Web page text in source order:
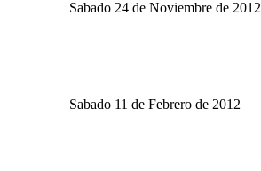
Sabado 24 de Noviembre de 2012
Sabado 11 de Febrero de 2012